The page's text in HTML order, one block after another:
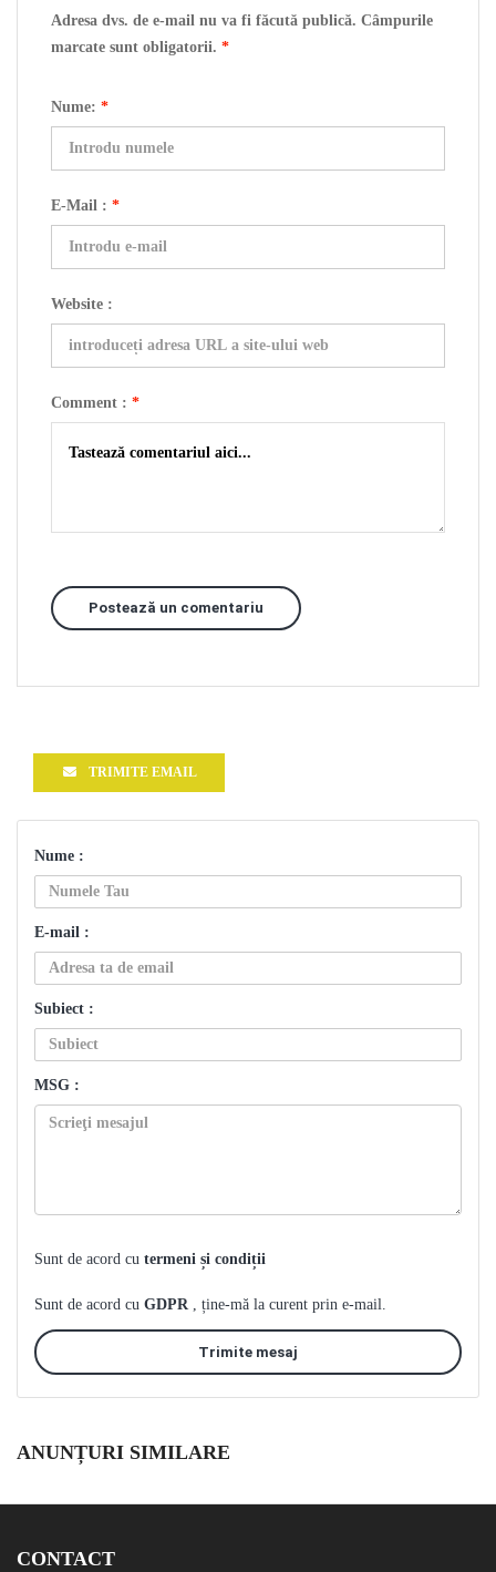
Adresa dvs. de e-mail nu va fi făcută publică. Câmpurile
marcate sunt obligatorii. *
Nume: *
E-Mail : *
Website :
Comment : *
Postează un comentariu
TRIMITE EMAIL
Nume :
E-mail :
Subiect :
MSG :
Sunt de acord cu termeni și condiții
Sunt de acord cu GDPR , ține-mă la curent prin e-mail.
Trimite mesaj
ANUNȚURI SIMILARE
CONTACT